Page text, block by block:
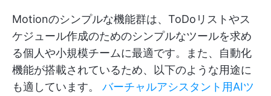
Motionのシンプルな機能群は、ToDoリストやス
ケジュール作成のためのシンプルなツールを求め
る個人や小規模チームに最適です。また、自動化
機能が搭載されているため、以下のような用途に
も適しています。 バーチャルアシスタント用AIツ